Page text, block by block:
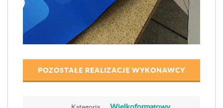
POZOSTAŁE REALIZACJE WYKONAWCY